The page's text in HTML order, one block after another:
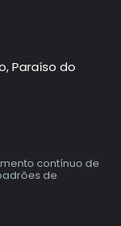
Paraíso do
contínuo de
de